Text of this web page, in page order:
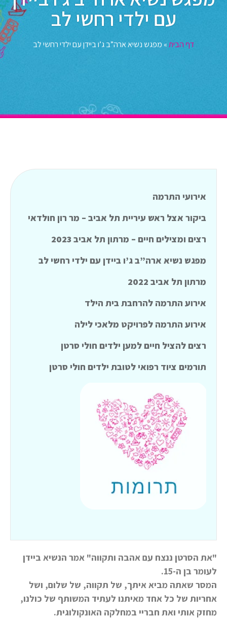
עם ילדי רחשי לב
דף הבית» מפגש נשיא ארה”ב ג’ו ביידן עם ילדי רחשי לב
אירועי התרמה
ביקור אצל ראש עיריית תל אביב – מר רון חולדאי
רצים ומצילים חיים – מרתון תל אביב 2023
מפגש נשיא ארה”ב ג’ו ביידן עם ילדי רחשי לב
מרתון תל אביב 2022
אירוע התרמה להרחבת בית הילד
אירוע התרמה לפרויקט מלאכי לילה
רצים להציל חיים למען ילדים חולי סרטן
תורמים ציוד רפואי לטובת ילדים חולי סרטן
"את הסרטן ננצח עם אהבה ותקווה" אמר הנשיא ביידן
לעומר בן ה-15.
המסר שאתה מביא איתך, של תקווה, של שלום, ושל
אחריות של כל אחד מאיתנו לעתיד המשותף של כולנו,
מחזק אותי ואת חבריי במחלקה האונקולוגית.